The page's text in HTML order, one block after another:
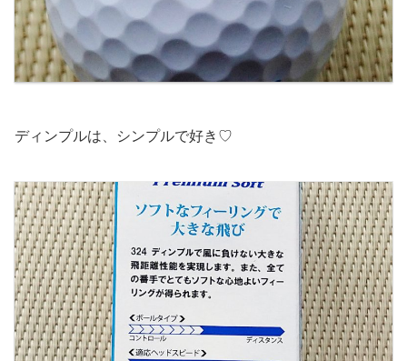
ディンプルは、シンプルで好き♡